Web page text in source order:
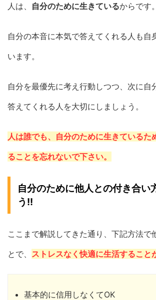
人は、 自分のために生きているからです。
自分の本音に本気で答えてくれる人も自
います。
自分を最優先に考え行動しつつ、次に自
答えてくれる人を大切にしましょう。
人は誰でも、自分のために生きているた
ることを忘れないで下さい。
自分のために他人との付き合い
う!!
ここまで解説してきた通り、下記方法で
とで、 ストレスなく快適に生活すること
基本的に信用しなくてOK